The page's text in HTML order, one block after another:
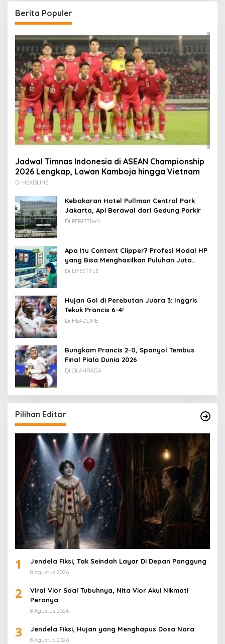
Berita Populer
Jadwal Timnas Indonesia di ASEAN Championship
2026 Lengkap, Lawan Kamboja hingga Vietnam
Di HEADLINE
Kebakaran Hotel Pullman Central Park
Jakarta, Api Berawal dari Gedung Parkir
Di PERISTIWA
Apa Itu Content Clipper? Profesi Modal HP
yang Bisa Menghasilkan Puluhan Juta
Rupiah
Di LIFESTYLE
Hujan Gol di Perebutan Juara 3: Inggris
Tekuk Prancis 6-4!
Di HEADLINE
Bungkam Prancis 2-0, Spanyol Tembus
Final Piala Dunia 2026
Di OLAHRAGA
Pilihan Editor
1 Jendela Fiksi, Tak Seindah Layar Di Depan Panggung
8 Agustus 2026
2
Viral Vior Soal Tubuhnya, Nita Vior Akui Nikmati
Peranya
8 Agustus 2026
3 Jendela Fiksi, Hujan yang Menghapus Dosa Nara
8 Agustus 2026